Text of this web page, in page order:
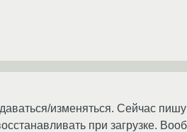
изменяться. Сейчас
при загрузке.